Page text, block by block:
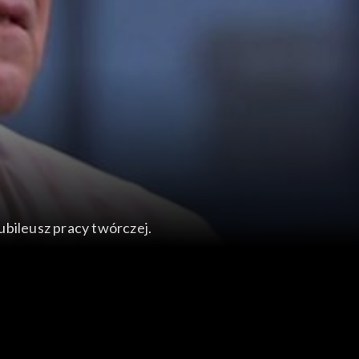
pracy twórczej.
publicznych a koszty ich funkcjonowania